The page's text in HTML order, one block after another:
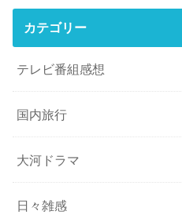
カテゴリー
テレビ番組感想
国内旅行
大河ドラマ
日々雑感